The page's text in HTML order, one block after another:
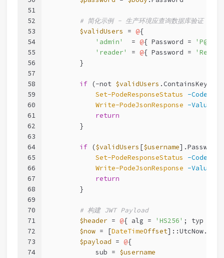
51
52
53
54
55
56
57
58
59
60
61
62
63
64
65
66
67
68
69
70
71
72
73
74
# 简化示例 - 生产环境应查询数据库验证
$validUsers = @{
'admin'
  =
@{ Password =
'reader'
= @{ Password =
        }
if (-not $validUsers .ContainsKey(
Set-PodeResponseStatus
-Code
Write-PodeJsonResponse -Value
return
        }
if ($validUsers [$username].Password
Set-PodeResponseStatus
-Code
Write-PodeJsonResponse -Value
return
        }
# 构建 JWT Payload
$header = @{ alg = 'HS256' ; typ =
$now = [DateTimeOffset
$payload = @{
            sub =
$username